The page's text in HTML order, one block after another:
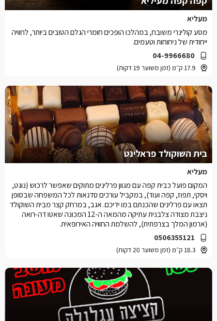
מעליא
04-9966680
17.9 ק״מ (זמן משוער 19 דקות)
מסע קולינרי משובח, במהלכו הופכים חומרי הגלם הטובים ביותר, לחוויה
ייחודית של ניחוחות וטעמים.
בית השוקולד פראלינט
מעליא
0506355121
18.3 ק״מ (זמן משוער 20 דקות)
המקום פועל כבית קפה עם מגוון פרלינים מתוקים שאפשר לרכוש (נוגט,
ויסקי, תפוז, קפה ועוד), במקביל עורכים סדנאות לכל המשפחה שבסופן
תצאו עם פרלינים שהכנתם במו ידיכם. אגב, במרחק קצר מבית השוקולד
ניצבת מצודה צלבנית עתיקה מהמאה ה-12 המכונה שאטו דה-רואה
(ארמון המלך בצרפתית), להשלמת החוויה האירופאית.